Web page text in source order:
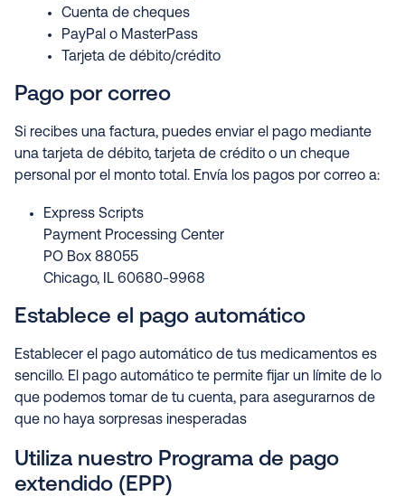
Cuenta de cheques
PayPal o MasterPass
Tarjeta de débito/crédito
Pago por correo
Si recibes una factura, puedes enviar el pago mediante
una tarjeta de débito, tarjeta de crédito o un cheque
personal por el monto total. Envía los pagos por correo a:
Express Scripts
Payment Processing Center
PO Box 88055
Chicago, IL 60680-9968
Establece el pago automático
Establecer el pago automático de tus medicamentos es
sencillo. El pago automático te permite fijar un límite de lo
que podemos tomar de tu cuenta, para asegurarnos de
que no haya sorpresas inesperadas
Utiliza nuestro Programa de pago
extendido (EPP)